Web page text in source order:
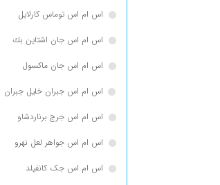
اس ام اس توماس كارلایل
اس ام اس جان اشتاین بك
اس ام اس جان ماکسول
اس ام اس جبران خلیل جبران
اس ام اس جرج برناردشاو
اس ام اس جواهر لعل نهرو
اس ام اس جک كانفيلد